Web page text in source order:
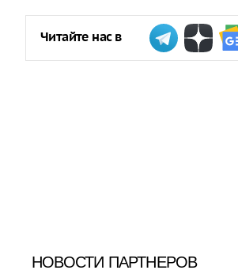
Читайте нас в